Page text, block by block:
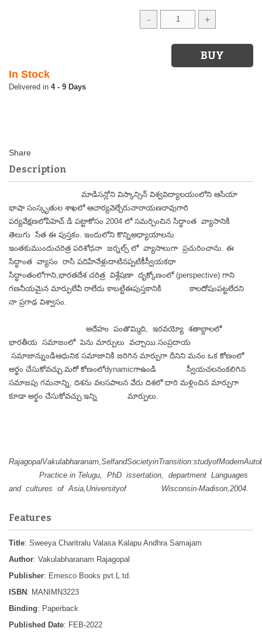
- +
In Stock
4 - 9 Days
Description
మాడిసన్లోని విస్కాన్సిన్ విశ్వవిద్యాలయంలోని ఆసియా
భాషా సంస్కృతుల శాఖలో ఆచార్యవెల్చేరునారాయణరావుగారి
పర్యవేక్షణలోపిహెచ్.డి పట్టాకోసం 2004 లో సమర్పించిన సిద్ధాంత వ్యాసానికి
తెలుగు సేత ఈ పుస్తకం. ఇందులోని కొన్నిఅధ్యాయాలను
ఇంతకుముందుచరిత్ర పరిశోధనా జర్నల్స్ లో వ్యాసాలుగా ప్రచురించాను. ఈ
సిద్ధాంత వ్యాసం రాసి పదిహేనేళ్లుదాటినప్పటికీస్వీయకథా
సిద్ధాంతంలోగాని,భారతదేశ చరిత్ర విశ్లేషణా దృక్కోణంలో (perspective) గాని
గణనీయమైన మార్పులేవీ రాలేదు కాబట్టిఈపుస్తకానికి కాలదోషంపట్టలేదని
నా ప్రగాఢ విశ్వాసం.
అదేహం పంతొమ్మిది, ఇరవయ్యో శతాబ్దాలలో
భారతీయ సమాజంలో పెను మార్పులు వచ్చాయి.సంప్రదాయ
సమాజాన్నుండిఆధునిక సమాజానికి జరిగిన మార్పుగా దీనిని మనం ఒక కోణంలో
అర్థం చేసుకోవచ్చు.మరో కోణంలోdynamicగాఉండి స్వీయచలనంకలిగిన
సమాజపు గమనాన్ని, దిశను వలసపాలన వేరు దిశలో దారి మళ్లించిన మార్పుగా
కూడా అర్థం చేసుకోవచ్చు.ఇన్ని మార్పులు.
Practice in Telugu, PhD issertation, department Languages
and cultures of Asia,Universityof Wisconsin-Madison,2004.
Features
Title: Sweeya Charitralu Valasa Kalapu Andhra Samajam
Author: Vakulabharanam Rajagopal
Publisher: Emesco Books pvt.L.td.
ISBN : MANIMN3223
Binding: Paperback
Published Date: FEB-2022